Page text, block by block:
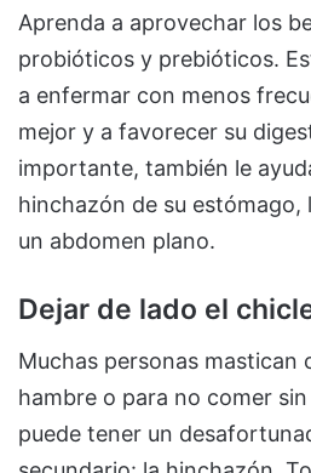
Aprenda a aprovechar los
probióticos y prebióticos.
a enfermar con menos
mejor y a favorecer su
importante, también le
hinchazón de su estómago,
un abdomen plano.
Dejar de lado el
Muchas personas mastican
hambre o para no comer
puede tener un